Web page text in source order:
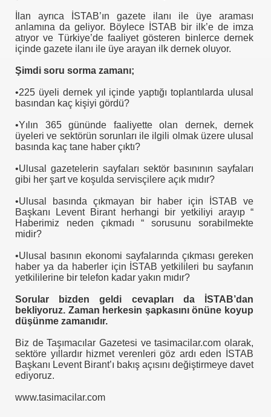
İlan ayrıca İSTAB’ın gazete ilanı ile üye araması
anlamına da geliyor. Böylece İSTAB bir ilk’e de imza
atıyor ve Türkiye’de faaliyet gösteren binlerce dernek
içinde gazete ilanı ile üye arayan ilk dernek oluyor.
Şimdi soru sorma zamanı;
•225 üyeli dernek yıl içinde yaptığı toplantılarda ulusal
basından kaç kişiyi gördü?
•Yılın 365 gününde faaliyette olan dernek, dernek
üyeleri ve sektörün sorunları ile ilgili olmak üzere ulusal
basında kaç tane haber çıktı?
•Ulusal gazetelerin sayfaları sektör basınının sayfaları
gibi her şart ve koşulda servisçilere açık mıdır?
•Ulusal basında çıkmayan bir haber için İSTAB ve
Başkanı Levent Birant herhangi bir yetkiliyi arayıp “
Haberimiz neden çıkmadı “ sorusunu sorabilmekte
midir?
•Ulusal basının ekonomi sayfalarında çıkması gereken
haber ya da haberler için İSTAB yetkilileri bu sayfanın
yetkililerine bir telefon kadar yakın mıdır?
Sorular bizden geldi cevapları da İSTAB’dan
bekliyoruz. Zaman herkesin şapkasını önüne koyup
düşünme zamanıdır.
Biz de Taşımacılar Gazetesi ve tasimacilar.com olarak,
sektöre yıllardır hizmet verenleri göz ardı eden İSTAB
Başkanı Levent Birant’ı bakış açısını değiştirmeye davet
ediyoruz.
www.tasimacilar.com